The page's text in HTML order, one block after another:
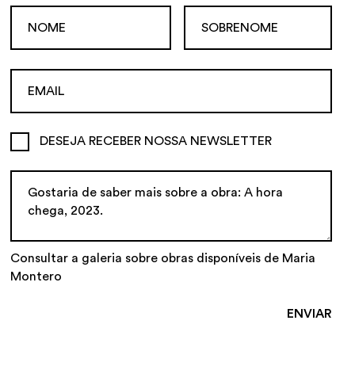
DESEJA RECEBER NOSSA NEWSLETTER
Consultar a galeria sobre obras disponíveis de Maria
Montero